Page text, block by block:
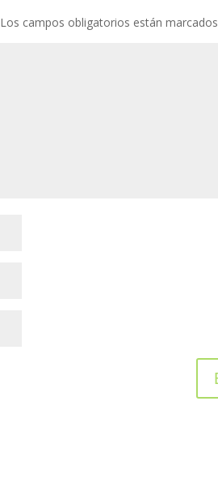
Los campos obligatorios están